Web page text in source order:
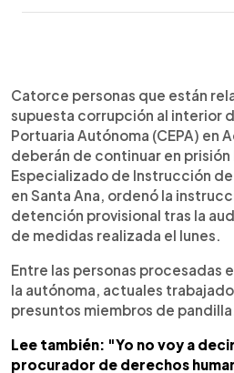
Escuchar artículo
Catorce personas que están
supuesta corrupción al interior
Portuaria Autónoma (CEPA) en
deberán de continuar en
Especializado de Instrucción
en Santa Ana, ordenó la
detención provisional tras la
de medidas realizada el lunes.
Entre las personas procesadas
la autónoma, actuales
presuntos miembros de
Lee también: "Yo no voy a
procurador de derechos